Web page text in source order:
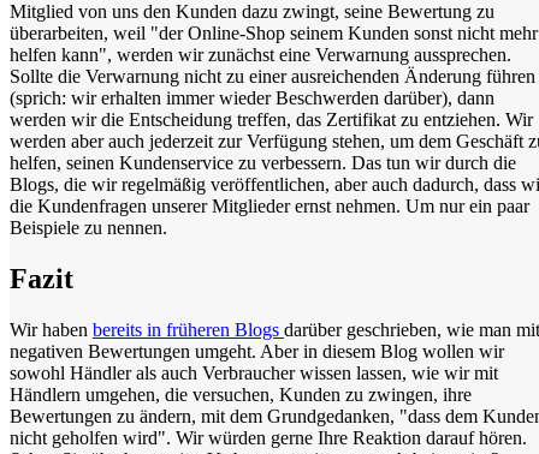
Mitglied von uns den Kunden dazu zwingt, seine Bewertung zu
überarbeiten, weil "der Online-Shop seinem Kunden sonst nicht mehr
helfen kann", werden wir zunächst eine Verwarnung aussprechen.
Sollte die Verwarnung nicht zu einer ausreichenden Änderung führen
(sprich: wir erhalten immer wieder Beschwerden darüber), dann
werden wir die Entscheidung treffen, das Zertifikat zu entziehen. Wir
werden aber auch jederzeit zur Verfügung stehen, um dem Geschäft
helfen, seinen Kundenservice zu verbessern. Das tun wir durch die
Blogs, die wir regelmäßig veröffentlichen, aber auch dadurch, dass
die Kundenfragen unserer Mitglieder ernst nehmen. Um nur ein paar
Beispiele zu nennen.
Fazit
Wir haben bereits in früheren Blogs darüber geschrieben, wie man mit
negativen Bewertungen umgeht. Aber in diesem Blog wollen wir
sowohl Händler als auch Verbraucher wissen lassen, wie wir mit
Händlern umgehen, die versuchen, Kunden zu zwingen, ihre
Bewertungen zu ändern, mit dem Grundgedanken, "dass dem
nicht geholfen wird". Wir würden gerne Ihre Reaktion darauf hören.